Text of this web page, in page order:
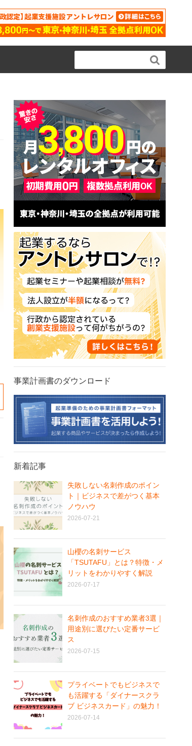

事業計画書のダウンロード
新着記事
失敗しない名刺作成のポイン
ト｜ビジネスで差がつく基本
ノウハウ
2026-07-21
山櫻の名刺サービス
「TSUTAFU」とは？特徴・メ
リットをわかりやすく解説
2026-07-17
名刺作成のおすすめ業者3選｜
用途別に選びたい定番サービ
ス
2026-07-15
プライベートでもビジネスで
も活躍する「ダイナースクラ
ブ ビジネスカード」の魅力！
2026-07-14